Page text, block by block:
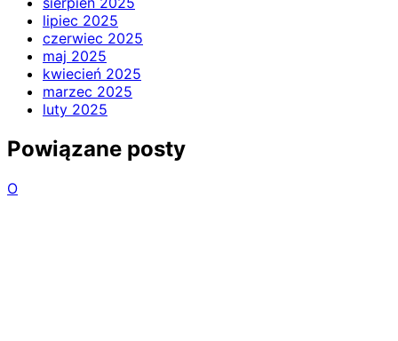
lipiec 2025
czerwiec 2025
maj 2025
kwiecień 2025
marzec 2025
luty 2025
Powiązane posty
O